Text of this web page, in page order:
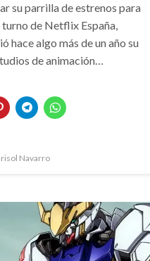
su parrilla de estrenos para
turno de Netflix España,
hace algo más de un año su
de animación…
Navarro